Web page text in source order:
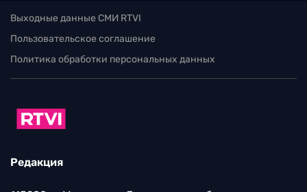
Выходные данные СМИ RTVI
Пользовательское соглашение
Политика обработки персональных данных
Редакция